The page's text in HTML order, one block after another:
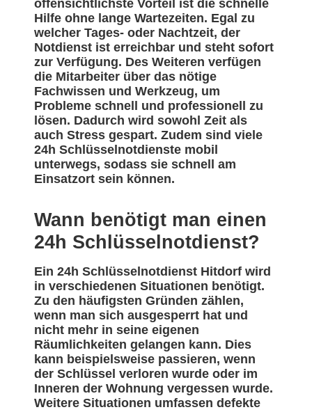
offensichtlichste Vorteil ist die schnelle
Hilfe ohne lange Wartezeiten. Egal zu
welcher Tages- oder Nachtzeit, der
Notdienst ist erreichbar und steht sofort
zur Verfügung. Des Weiteren verfügen
die Mitarbeiter über das nötige
Fachwissen und Werkzeug, um
Probleme schnell und professionell zu
lösen. Dadurch wird sowohl Zeit als
auch Stress gespart. Zudem sind viele
24h Schlüsselnotdienste mobil
unterwegs, sodass sie schnell am
Einsatzort sein können.
Wann benötigt man einen
24h Schlüsselnotdienst?
Ein 24h Schlüsselnotdienst Hitdorf wird
in verschiedenen Situationen benötigt.
Zu den häufigsten Gründen zählen,
wenn man sich ausgesperrt hat und
nicht mehr in seine eigenen
Räumlichkeiten gelangen kann. Dies
kann beispielsweise passieren, wenn
der Schlüssel verloren wurde oder im
Inneren der Wohnung vergessen wurde.
Weitere Situationen umfassen defekte